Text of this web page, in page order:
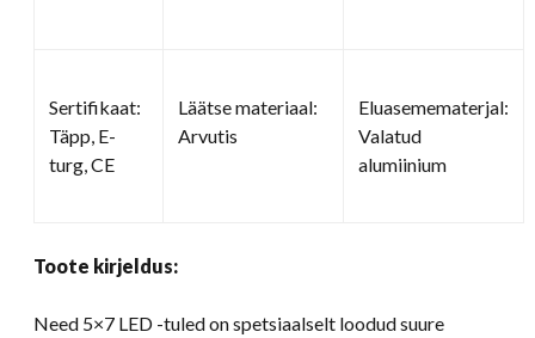
Sertifikaat:
Täpp, E-
turg, CE
Läätse materiaal:
Arvutis
Eluasemematerjal:
Valatud
alumiinium
Toote kirjeldus:
Need 5×7 LED -tuled on spetsiaalselt loodud suure